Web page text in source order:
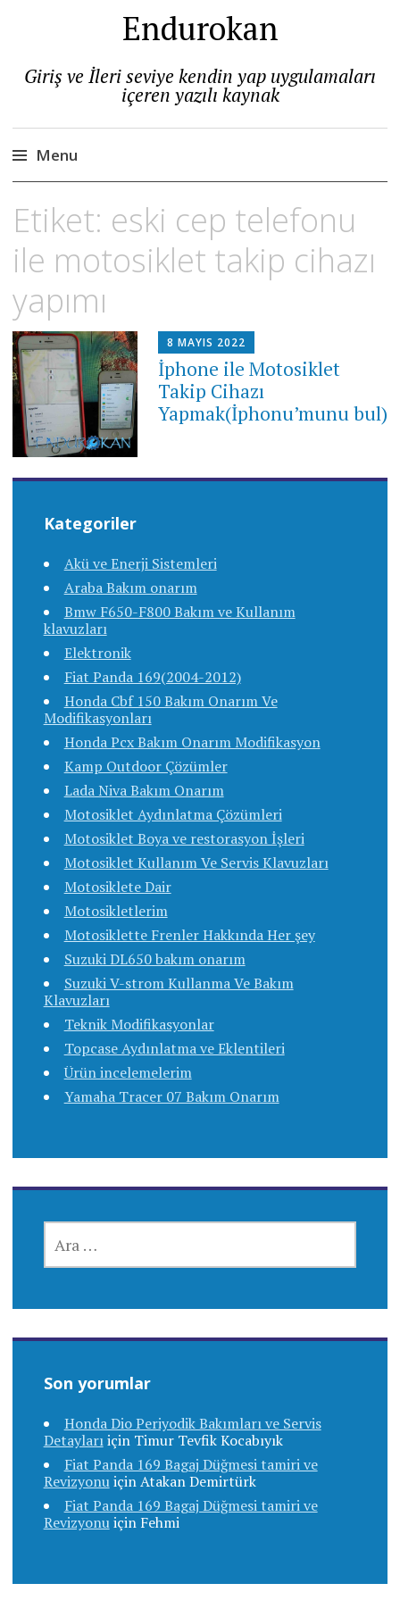
Endurokan
Giriş ve İleri seviye kendin yap uygulamaları
içeren yazılı kaynak
Menu
to
Etiket: eski cep telefonu
ile motosiklet takip cihazı
yapımı
8 MAYIS 2022
İphone ile Motosiklet
Takip Cihazı
Yapmak(İphonu’munu bul)
Kategoriler
Akü ve Enerji Sistemleri
Araba Bakım onarım
Bmw F650-F800 Bakım ve Kullanım
klavuzları
Elektronik
Fiat Panda 169(2004-2012)
Honda Cbf 150 Bakım Onarım Ve
Modifikasyonları
Honda Pcx Bakım Onarım Modifikasyon
Kamp Outdoor Çözümler
Lada Niva Bakım Onarım
Motosiklet Aydınlatma Çözümleri
Motosiklet Boya ve restorasyon İşleri
Motosiklet Kullanım Ve Servis Klavuzları
Motosiklete Dair
Motosikletlerim
Motosiklette Frenler Hakkında Her şey
Suzuki DL650 bakım onarım
Suzuki V-strom Kullanma Ve Bakım
Klavuzları
Teknik Modifikasyonlar
Topcase Aydınlatma ve Eklentileri
Ürün incelemelerim
Yamaha Tracer 07 Bakım Onarım
Son yorumlar
Honda Dio Periyodik Bakımları ve Servis
Detaylarıiçin Timur Tevfik Kocabıyık
Fiat Panda 169 Bagaj Düğmesi tamiri ve
RevizyonuiçinAtakan Demirtürk
Fiat Panda 169 Bagaj Düğmesi tamiri ve
Revizyonuiçin Fehmi